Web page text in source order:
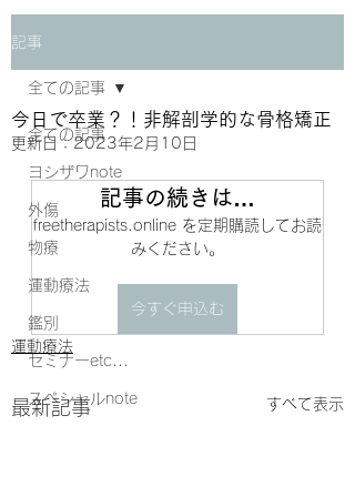
記事
全ての記事
ヨシザワnote
外傷
物療
運動療法
鑑別
セミナーetc...
スペシャルnote
全ての記事
今日で卒業？！非解剖学的な骨格矯正
更新日：2023年2月10日
記事の続きは…
freetherapists.online を定期購読してお読
みください。
今すぐ申込む
運動療法
最新記事 すべて表示